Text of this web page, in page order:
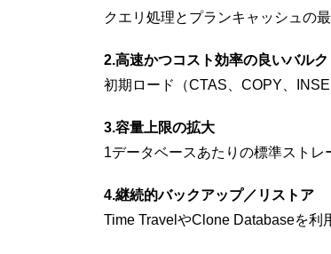
クエリ処理とプランキャッシュの
2.高速かつコスト効率の良いバルク
初期ロード（CTAS、COPY、
3.容量上限の拡大
1データベースあたりの標準スト
4.継続的バックアップ／リストア
Time TravelやClone Databaseを利